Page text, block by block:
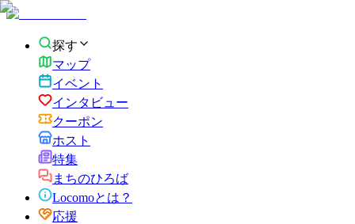
探す
マップ
イベント
インタビュー
クーポン
ホスト
特集
まちのひろば
Locomoとは？
応援